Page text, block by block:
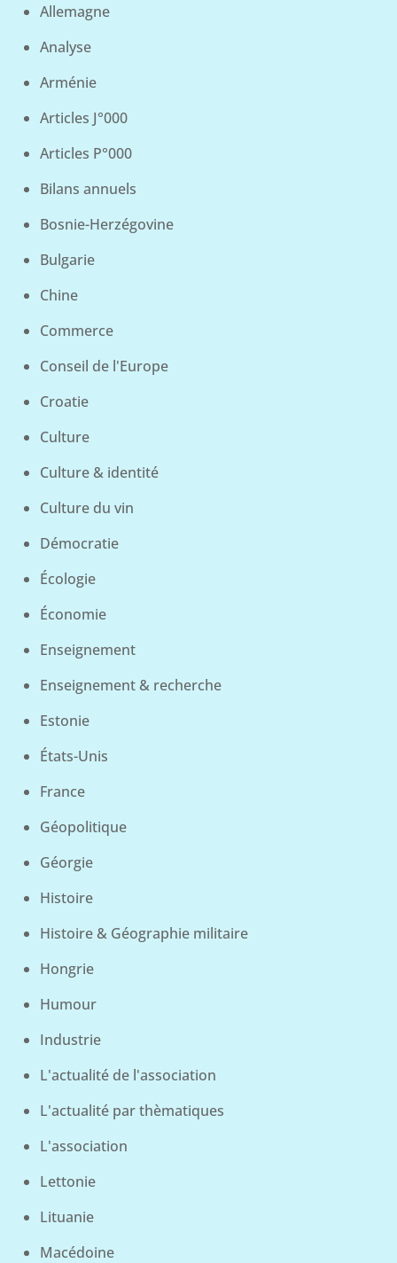
Allemagne
Analyse
Arménie
Articles J°000
Articles P°000
Bilans annuels
Bosnie-Herzégovine
Bulgarie
Chine
Commerce
Conseil de l'Europe
Croatie
Culture
Culture & identité
Culture du vin
Démocratie
Écologie
Économie
Enseignement
Enseignement & recherche
Estonie
États-Unis
France
Géopolitique
Géorgie
Histoire
Histoire & Géographie militaire
Hongrie
Humour
Industrie
L'actualité de l'association
L'actualité par thèmatiques
L'association
Lettonie
Lituanie
Macédoine